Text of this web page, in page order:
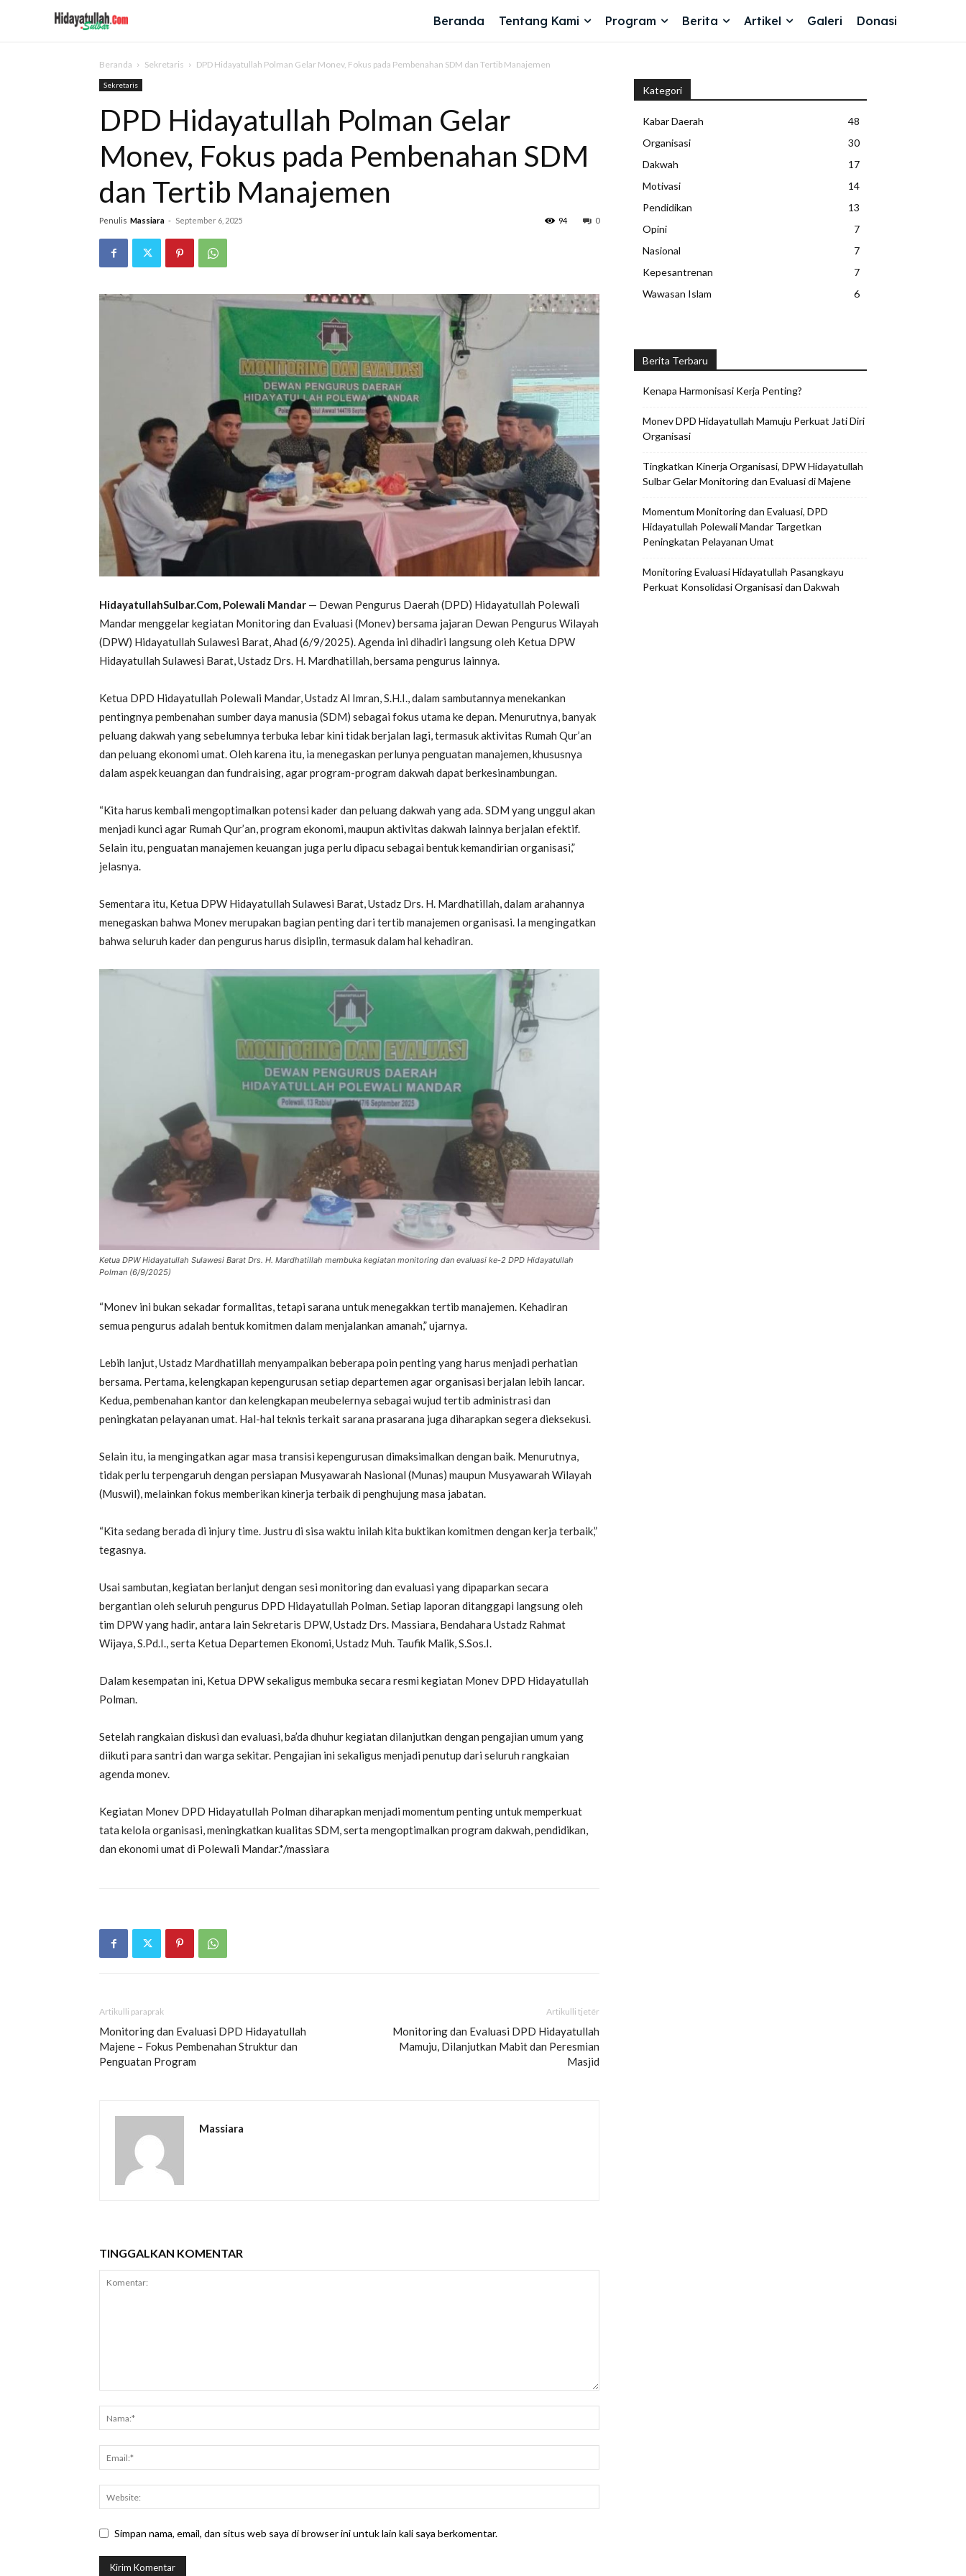
Beranda Tentang Kami Program Berita Artikel Galeri Donasi
Beranda Sekretaris DPD Hidayatullah Polman Gelar Monev, Fokus pada Pembenahan SDM dan Tertib Manajemen
Sekretaris
DPD Hidayatullah Polman Gelar
Monev, Fokus pada Pembenahan SDM
dan Tertib Manajemen
Penulis Massiara - September 6, 2025 0
94
HidayatullahSulbar.Com, Polewali Mandar — Dewan Pengurus Daerah (DPD) Hidayatullah Polewali
Mandar menggelar kegiatan Monitoring dan Evaluasi (Monev) bersama jajaran Dewan Pengurus Wilayah
(DPW) Hidayatullah Sulawesi Barat, Ahad (6/9/2025). Agenda ini dihadiri langsung oleh Ketua DPW
Hidayatullah Sulawesi Barat, Ustadz Drs. H. Mardhatillah, bersama pengurus lainnya.
Ketua DPD Hidayatullah Polewali Mandar, Ustadz Al Imran, S.H.I., dalam sambutannya menekankan
pentingnya pembenahan sumber daya manusia (SDM) sebagai fokus utama ke depan. Menurutnya, banyak
peluang dakwah yang sebelumnya terbuka lebar kini tidak berjalan lagi, termasuk aktivitas Rumah Qur’an
dan peluang ekonomi umat. Oleh karena itu, ia menegaskan perlunya penguatan manajemen, khususnya
dalam aspek keuangan dan fundraising, agar program-program dakwah dapat berkesinambungan.
“Kita harus kembali mengoptimalkan potensi kader dan peluang dakwah yang ada. SDM yang unggul akan
menjadi kunci agar Rumah Qur’an, program ekonomi, maupun aktivitas dakwah lainnya berjalan efektif.
Selain itu, penguatan manajemen keuangan juga perlu dipacu sebagai bentuk kemandirian organisasi,”
jelasnya.
Sementara itu, Ketua DPW Hidayatullah Sulawesi Barat, Ustadz Drs. H. Mardhatillah, dalam arahannya
menegaskan bahwa Monev merupakan bagian penting dari tertib manajemen organisasi. Ia mengingatkan
bahwa seluruh kader dan pengurus harus disiplin, termasuk dalam hal kehadiran.
Ketua DPW Hidayatullah Sulawesi Barat Drs. H. Mardhatillah membuka kegiatan monitoring dan evaluasi ke-2 DPD Hidayatullah
Polman (6/9/2025)
“Monev ini bukan sekadar formalitas, tetapi sarana untuk menegakkan tertib manajemen. Kehadiran
semua pengurus adalah bentuk komitmen dalam menjalankan amanah,” ujarnya.
Lebih lanjut, Ustadz Mardhatillah menyampaikan beberapa poin penting yang harus menjadi perhatian
bersama. Pertama, kelengkapan kepengurusan setiap departemen agar organisasi berjalan lebih lancar.
Kedua, pembenahan kantor dan kelengkapan meubelernya sebagai wujud tertib administrasi dan
peningkatan pelayanan umat. Hal-hal teknis terkait sarana prasarana juga diharapkan segera dieksekusi.
Selain itu, ia mengingatkan agar masa transisi kepengurusan dimaksimalkan dengan baik. Menurutnya,
tidak perlu terpengaruh dengan persiapan Musyawarah Nasional (Munas) maupun Musyawarah Wilayah
(Muswil), melainkan fokus memberikan kinerja terbaik di penghujung masa jabatan.
“Kita sedang berada di injury time. Justru di sisa waktu inilah kita buktikan komitmen dengan kerja terbaik,”
tegasnya.
Usai sambutan, kegiatan berlanjut dengan sesi monitoring dan evaluasi yang dipaparkan secara
bergantian oleh seluruh pengurus DPD Hidayatullah Polman. Setiap laporan ditanggapi langsung oleh
tim DPW yang hadir, antara lain Sekretaris DPW, Ustadz Drs. Massiara, Bendahara Ustadz Rahmat
Wijaya, S.Pd.I., serta Ketua Departemen Ekonomi, Ustadz Muh. Taufik Malik, S.Sos.I.
Dalam kesempatan ini, Ketua DPW sekaligus membuka secara resmi kegiatan Monev DPD Hidayatullah
Polman.
Setelah rangkaian diskusi dan evaluasi, ba’da dhuhur kegiatan dilanjutkan dengan pengajian umum yang
diikuti para santri dan warga sekitar. Pengajian ini sekaligus menjadi penutup dari seluruh rangkaian
agenda monev.
Kegiatan Monev DPD Hidayatullah Polman diharapkan menjadi momentum penting untuk memperkuat
tata kelola organisasi, meningkatkan kualitas SDM, serta mengoptimalkan program dakwah, pendidikan,
dan ekonomi umat di Polewali Mandar.*/massiara
Artikulli paraprak
Monitoring dan Evaluasi DPD Hidayatullah
Majene – Fokus Pembenahan Struktur dan
Penguatan Program
Artikulli tjetër
Monitoring dan Evaluasi DPD Hidayatullah
Mamuju, Dilanjutkan Mabit dan Peresmian
Masjid
Massiara
TINGGALKAN KOMENTAR
Simpan nama, email, dan situs web saya di browser ini untuk lain kali saya berkomentar.
Kategori
Kabar Daerah
48
Organisasi
30
Dakwah
17
Motivasi
14
Pendidikan
13
Opini
7
Nasional
7
Kepesantrenan
7
Wawasan Islam
6
Berita Terbaru
Kenapa Harmonisasi Kerja Penting?
Monev DPD Hidayatullah Mamuju Perkuat Jati Diri
Organisasi
Tingkatkan Kinerja Organisasi, DPW Hidayatullah
Sulbar Gelar Monitoring dan Evaluasi di Majene
Momentum Monitoring dan Evaluasi, DPD
Hidayatullah Polewali Mandar Targetkan
Peningkatan Pelayanan Umat
Monitoring Evaluasi Hidayatullah Pasangkayu
Perkuat Konsolidasi Organisasi dan Dakwah